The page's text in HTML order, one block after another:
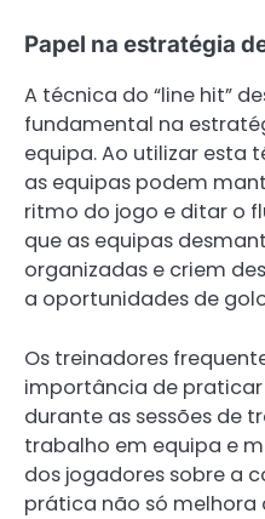
Papel na estratégia
A técnica do “line hit”
fundamental na
equipa. Ao utilizar esta
as equipas podem
ritmo do jogo e ditar o
que as equipas
organizadas e criem
a oportunidades de
Os treinadores
importância de praticar
durante as sessões de
trabalho em equipa e
dos jogadores sobre a
prática não só melhora